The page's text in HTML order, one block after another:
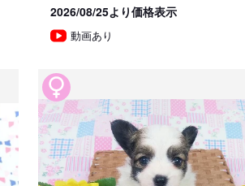
2026/08/25より価格表示
動画あり